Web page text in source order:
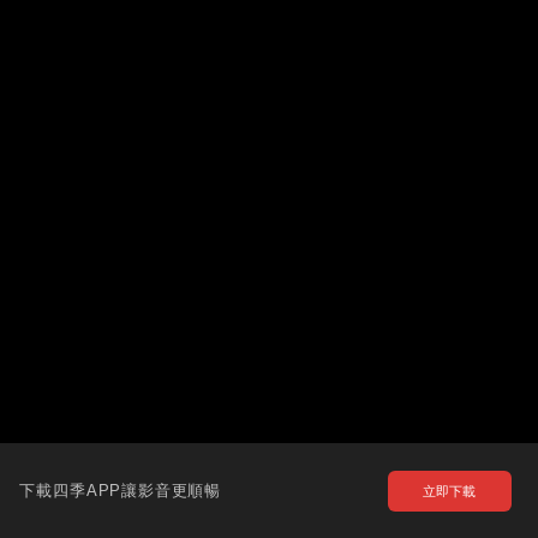
下載四季APP讓影音更順暢 立即下載